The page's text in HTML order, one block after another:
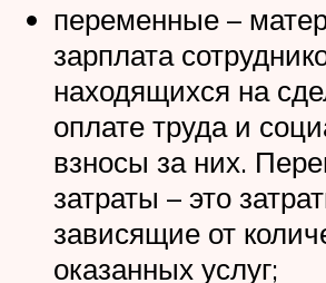
переменные –
зарплата
находящихся на
оплате труда и
взносы за них.
затраты – это
зависящие от
оказанных услуг;